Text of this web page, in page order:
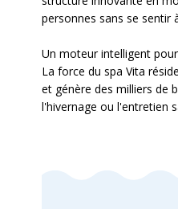
personnes sans se
Un moteur intelligent
La force du spa Vita
et génère des milliers de
l'hivernage ou l'entretien